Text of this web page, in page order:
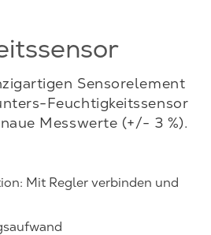
Sensorelement
Feuchtigkeitssensor
Messwerte (+/- 3 %).
Mit Regler verbinden und